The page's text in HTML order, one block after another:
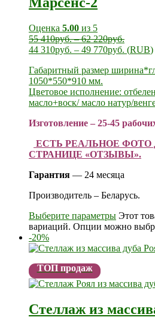
Оценка 5.00 из 5
55 410руб.–62 220руб.
44 310руб. – 49 770руб. (RUB)
Габаритный размер
1050*550*910 мм.
Цветовое исполнение:
масло+воск/ масло натур/
Изготовление – 25-45
ЕСТЬ РЕАЛЬНОЕ
СТРАНИЦЕ «ОТЗЫВЫ».
Гарантия — 24 месяца
Производитель – Беларусь.
Выберите параметры Этот
вариаций. Опции можно
-20%
ТОП продаж
Стеллаж из